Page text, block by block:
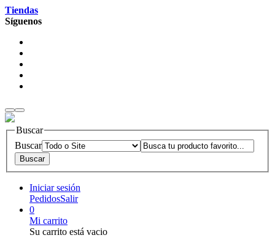
Tiendas
Síguenos
Buscar
Buscar
Iniciar sesión
PedidosSalir
0
Mi carrito
Su carrito está vacio